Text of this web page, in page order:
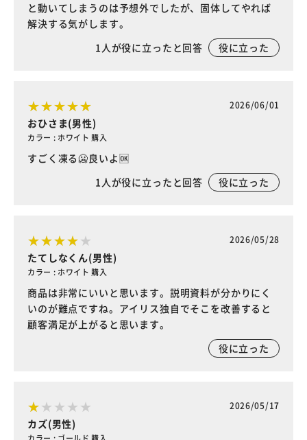
と動いてしまうのは予想外でしたが、固体してやれば
解決する気がします。
1人が役に立ったと回答 役に立った
2026/06/01
おひさま(男性)
カラー : ホワイト 購入
すごく凍る🥶良いよ🆗
1人が役に立ったと回答 役に立った
2026/05/28
たてしなくん(男性)
カラー : ホワイト 購入
商品は非常にいいと思います。説明資料が分かりにく
いのが難点ですね。アイリス独自でそこを改善すると
顧客満足が上がると思います。
役に立った
2026/05/17
カズ(男性)